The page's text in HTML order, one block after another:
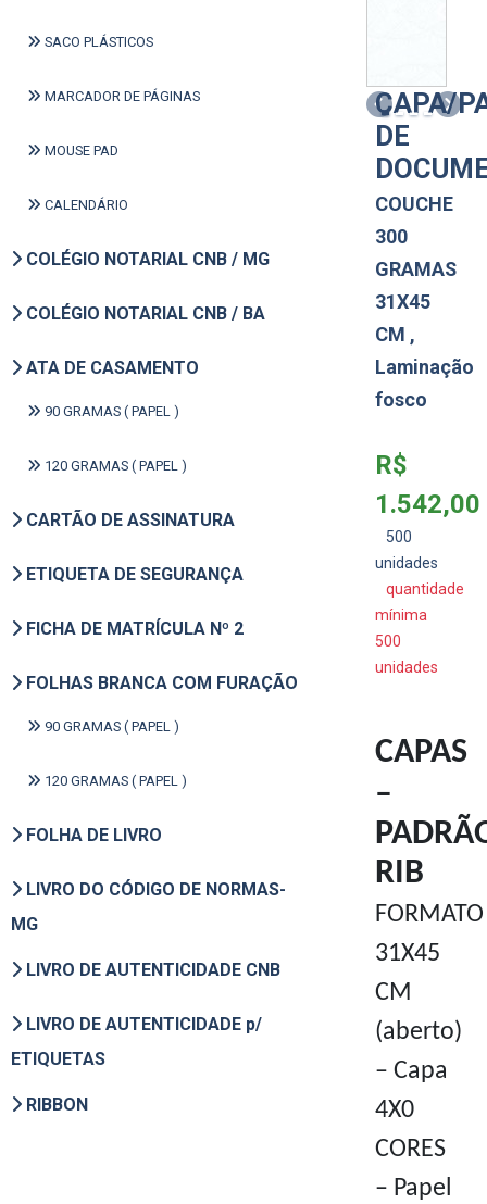
SACO PLÁSTICOS
MARCADOR DE PÁGINAS
MOUSE PAD
CALENDÁRIO
COLÉGIO NOTARIAL CNB / MG
COLÉGIO NOTARIAL CNB / BA
ATA DE CASAMENTO
90 GRAMAS ( PAPEL )
120 GRAMAS ( PAPEL )
CARTÃO DE ASSINATURA
ETIQUETA DE SEGURANÇA
FICHA DE MATRÍCULA Nº 2
FOLHAS BRANCA COM FURAÇÃO
90 GRAMAS ( PAPEL )
120 GRAMAS ( PAPEL )
FOLHA DE LIVRO
LIVRO DO CÓDIGO DE NORMAS-
MG
LIVRO DE AUTENTICIDADE CNB
LIVRO DE AUTENTICIDADE p/
ETIQUETAS
RIBBON
PreviousNext
CAPA/
DE
COUCHE
300
GRAMAS
31X45
CM ,
Laminação
fosco
R$
1.542,00
500
unidades
quantidade
mínima
500
unidades
CAPAS
–
RIB
FORMATO
31X45
CM
(aberto)
– Capa
4X0
CORES
– Papel